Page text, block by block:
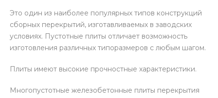
Это один из наиболее популярных типов конструкций
сборных перекрытий, изготавливаемых в заводских
условиях. Пустотные плиты отличает возможность
изготовления различных типоразмеров с любым шагом.
Плиты имеют высокие прочностные характеристики.
Многопустотные железобетонные плиты перекрытия